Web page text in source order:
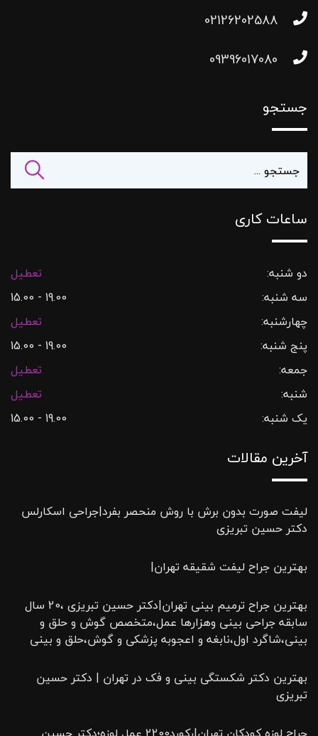
02126202588
09396017080
جستجو
ساعات کاری
دو شنبه:
تعطیل
سه شنبه:
19.00 - 15.00
چهارشنبه:
تعطیل
پنج شنبه:
19.00 - 15.00
جمعه:
تعطیل
شنبه:
تعطیل
یک شنبه:
19.00 - 15.00
آخرین مقالات
لیفت صورت بدون برش با روش منحصر بفرد|جراحی اسکارلس
دکتر حسین تبریزی
بهترین جراح لیفت شقیقه تهران|
بهترین جراح ترمیم بینی تهران|دکتر حسین تبریزی ،20 سال
سابقه جراحی بینی وهزارها عمل،متخصص گوش و حلق و
بینی،شاگرد اول،نابغه و اعجوبه پزشکی و گوش،حلق و بینی
بهترین دکتر شکستگی بینی و فک در تهران | دکتر حسین
تبریزی